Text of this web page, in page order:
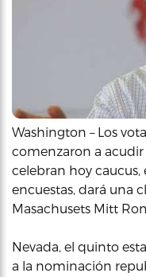
Washington – Los
comenzaron a acudir
celebran hoy caucus,
encuestas, dará una
Masachusets Mitt
Nevada, el quinto
a la nominación